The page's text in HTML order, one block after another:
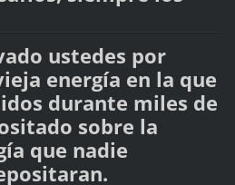
ustedes por
energía en la que
durante miles de
sobre la
que nadie